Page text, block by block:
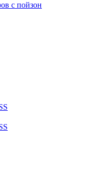
с пойзон